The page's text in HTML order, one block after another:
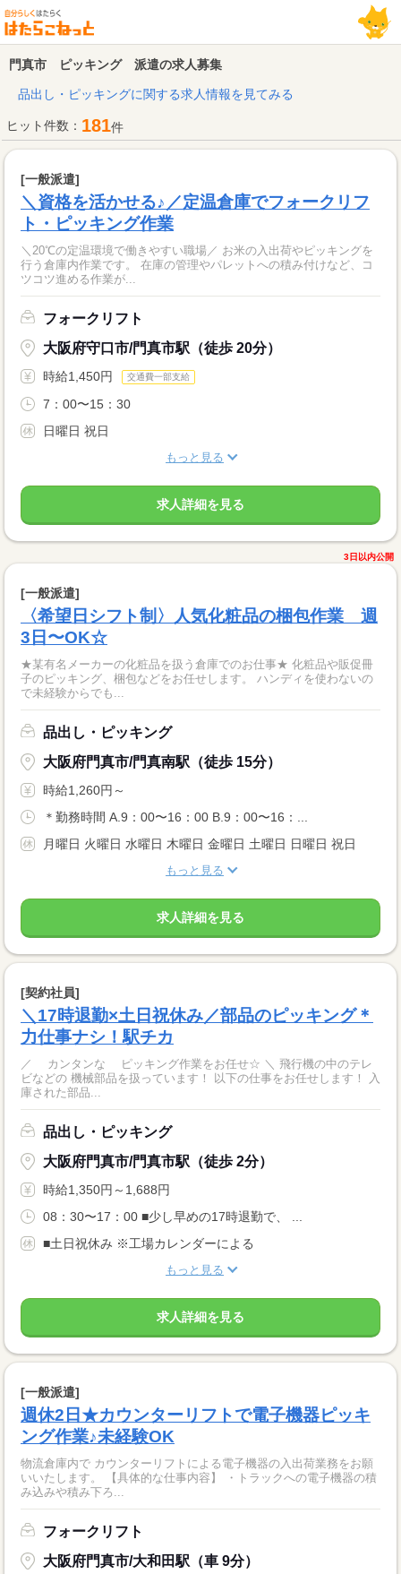
門真市 ピッキング 派遣の求人募集
品出し・ピッキングに関する求人情報を見てみる
ヒット件数： 181件
[一般派遣]
＼資格を活かせる♪／定温倉庫でフォークリフ
ト・ピッキング作業
＼20℃の定温環境で働きやすい職場／ お米の入出荷やピッキングを
行う倉庫内作業です。 在庫の管理やパレットへの積み付けなど、コ
ツコツ進める作業が...
フォークリフト
大阪府守口市/門真市駅（徒歩 20分）
時給1,450円 交通費一部支給
7：00〜15：30
日曜日 祝日
もっと見る
求人詳細を見る
3日以内公開
[一般派遣]
〈希望日シフト制〉人気化粧品の梱包作業 週
3日〜OK☆
★某有名メーカーの化粧品を扱う倉庫でのお仕事★ 化粧品や販促冊
子のピッキング、梱包などをお任せします。 ハンディを使わないの
で未経験からでも...
品出し・ピッキング
大阪府門真市/門真南駅（徒歩 15分）
時給1,260円～
＊勤務時間 A.9：00〜16：00 B.9：00〜16：...
月曜日 火曜日 水曜日 木曜日 金曜日 土曜日 日曜日 祝日
もっと見る
求人詳細を見る
[契約社員]
＼17時退勤×土日祝休み／部品のピッキング＊
力仕事ナシ！駅チカ
／ カンタンな ピッキング作業をお任せ☆ ＼ 飛行機の中のテレ
ビなどの 機械部品を扱っています！ 以下の仕事をお任せします！ 入
庫された部品...
品出し・ピッキング
大阪府門真市/門真市駅（徒歩 2分）
時給1,350円～1,688円
08：30〜17：00 ■少し早めの17時退勤で、 ...
■土日祝休み ※工場カレンダーによる
もっと見る
求人詳細を見る
[一般派遣]
週休2日★カウンターリフトで電子機器ピッキ
ング作業♪未経験OK
物流倉庫内で カウンターリフトによる電子機器の入出荷業務をお願
いいたします。 【具体的な仕事内容】 ・トラックへの電子機器の積
み込みや積み下ろ...
フォークリフト
大阪府門真市/大和田駅（車 9分）